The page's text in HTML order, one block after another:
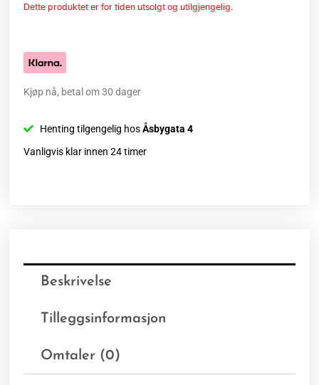
Dette produktet er for tiden utsolgt og utilgjengelig.
Kjøp nå, betal om 30 dager
Henting tilgengelig hosÅsbygata 4
Vanligvis klar innen 24 timer
Beskrivelse
Tilleggsinformasjon
Omtaler (0)